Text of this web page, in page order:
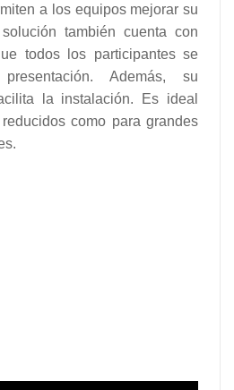
a los equipos mejorar su
también cuenta con
todos los participantes se
Además, su
la instalación. Es ideal
como para grandes